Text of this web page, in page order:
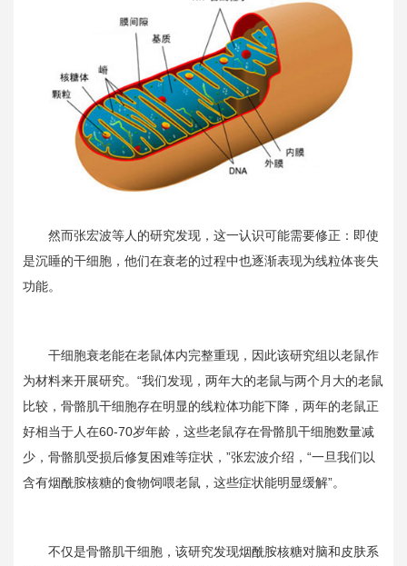
然而张宏波等人的研究发现，这一认识可能需要修正：即使
是沉睡的干细胞，他们在衰老的过程中也逐渐表现为线粒体丧失
功能。
干细胞衰老能在老鼠体内完整重现，因此该研究组以老鼠作
为材料来开展研究。“我们发现，两年大的老鼠与两个月大的老鼠
比较，骨骼肌干细胞存在明显的线粒体功能下降，两年的老鼠正
好相当于人在60-70岁年龄，这些老鼠存在骨骼肌干细胞数量减
少，骨骼肌受损后修复困难等症状，”张宏波介绍，“一旦我们以
含有烟酰胺核糖的食物饲喂老鼠，这些症状能明显缓解”。
不仅是骨骼肌干细胞，该研究发现烟酰胺核糖对脑和皮肤系